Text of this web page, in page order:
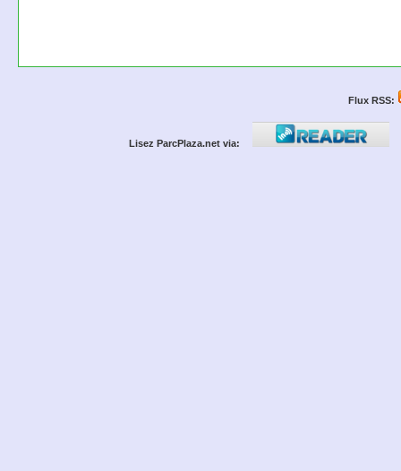
Flux RSS:
Lisez ParcPlaza.net via: